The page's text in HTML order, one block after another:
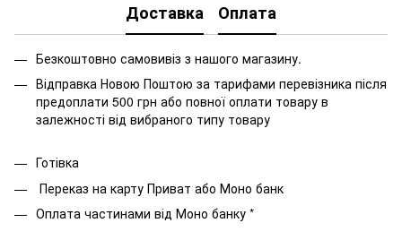
Доставка Оплата
Безкоштовно самовивіз з нашого магазину.
Відправка Новою Поштою за тарифами перевізника після
предоплати 500 грн або повної оплати товару в
залежності від вибраного типу товару
Готівка
Переказ на карту Приват або Моно банк
Оплата частинами від Моно банку *